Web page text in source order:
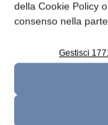
della Cookie Policy
consenso nella
Gestisci
Articolo precedente
Purea di banana per